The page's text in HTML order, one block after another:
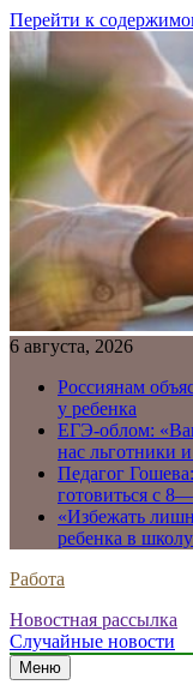
Перейти к
6 августа, 2026
Россиянам
у ребенка
ЕГЭ-облом:
нас льготники
Педагог
готовиться с
«Избежать
ребенка в
Работа
Новостная рассылка
Случайные новости
Меню